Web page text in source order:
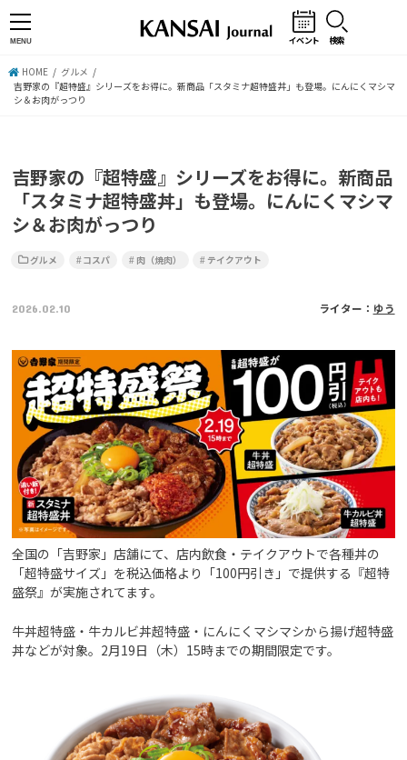
MENU イベント 検索
HOME
グルメ
吉野家の『超特盛』シリーズをお得に。新商品「スタミナ超特盛丼」も登場。にんにくマシマ
シ＆お肉がっつり
吉野家の『超特盛』シリーズをお得に。新商品
「スタミナ超特盛丼」も登場。にんにくマシマ
シ＆お肉がっつり
グルメ コスパ 肉（焼肉） テイクアウト
2026.02.10 ライター： ゆう
全国の「吉野家」店舗にて、店内飲食・テイクアウトで各種丼の
「超特盛サイズ」を税込価格より「100円引き」で提供する『超特
盛祭』が実施されてます。
牛丼超特盛・牛カルビ丼超特盛・にんにくマシマシから揚げ超特盛
丼などが対象。2月19日（木）15時までの期間限定です。